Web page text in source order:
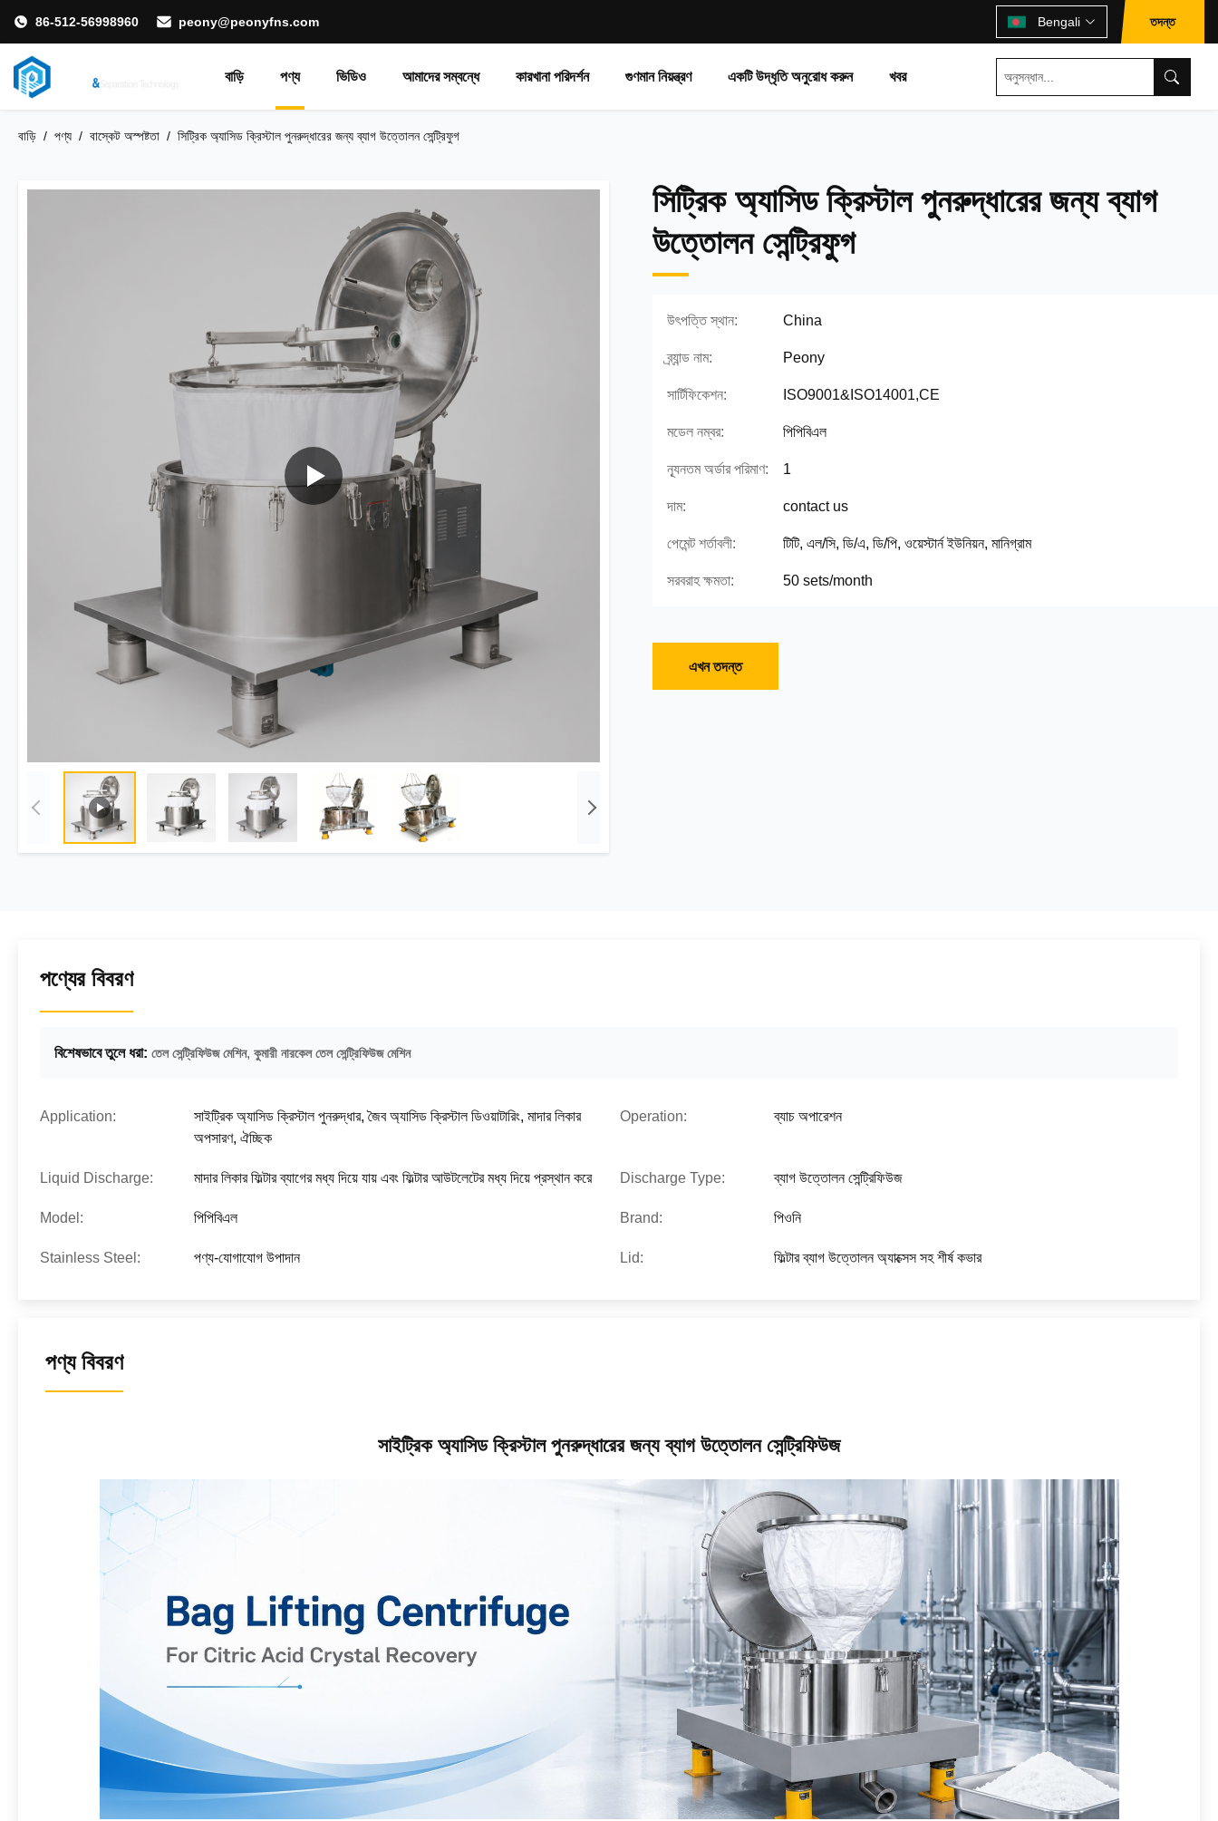
86-512-56998960 peony@peonyfns.com Bengali তদন্ত
বাড়ি পণ্য ভিডিও আমাদের সম্বন্ধে কারখানা পরিদর্শন গুণমান নিয়ন্ত্রণ একটি উদ্ধৃতি অনুরোধ করুন খবর
বাড়ি / পণ্য / বাস্কেট অস্পষ্টতা / সিট্রিক অ্যাসিড ক্রিস্টাল পুনরুদ্ধারের জন্য ব্যাগ উত্তোলন সেন্ট্রিফুগ
সিট্রিক অ্যাসিড ক্রিস্টাল পুনরুদ্ধারের জন্য ব্যাগ
উত্তোলন সেন্ট্রিফুগ
উৎপত্তি স্থান: China
ব্র্যান্ড নাম: Peony
সার্টিফিকেশন: ISO9001&ISO14001,CE
মডেল নম্বর: পিপিবিএল
ন্যূনতম অর্ডার পরিমাণ: 1
দাম: contact us
পেমেন্ট শর্তাবলী: টিটি, এল/সি, ডি/এ, ডি/পি, ওয়েস্টার্ন ইউনিয়ন, মানিগ্রাম
সরবরাহ ক্ষমতা: 50 sets/month
এখন তদন্ত
পণ্যের বিবরণ
বিশেষভাবে তুলে ধরা: তেল সেন্ট্রিফিউজ মেশিন, কুমারী নারকেল তেল সেন্ট্রিফিউজ মেশিন
Application:
সাইট্রিক অ্যাসিড ক্রিস্টাল পুনরুদ্ধার, জৈব অ্যাসিড ক্রিস্টাল ডিওয়াটারিং, মাদার লিকার
অপসারণ, ঐচ্ছিক
Operation: ব্যাচ অপারেশন
Liquid Discharge: মাদার লিকার ফিল্টার ব্যাগের মধ্য দিয়ে যায় এবং ফিল্টার আউটলেটের মধ্য দিয়ে প্রস্থান করে Discharge Type: ব্যাগ উত্তোলন সেন্ট্রিফিউজ
Model: পিপিবিএল Brand: পিওনি
Stainless Steel: পণ্য-যোগাযোগ উপাদান Lid: ফিল্টার ব্যাগ উত্তোলন অ্যাক্সেস সহ শীর্ষ কভার
পণ্য বিবরণ
সাইট্রিক অ্যাসিড ক্রিস্টাল পুনরুদ্ধারের জন্য ব্যাগ উত্তোলন সেন্ট্রিফিউজ